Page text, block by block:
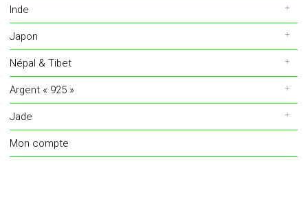
Inde
Japon
Népal & Tibet
Argent « 925 »
Jade
Mon compte